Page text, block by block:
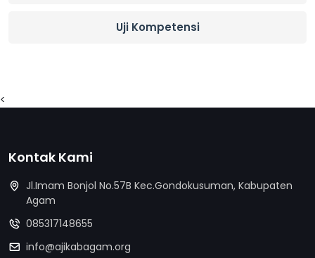
Uji Kompetensi
<
Kontak Kami
Jl.Imam Bonjol No.57B Kec.Gondokusuman, Kabupaten
Agam
085317148655
info@ajikabagam.org